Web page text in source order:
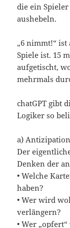
die ein
aushebeln.
„6 nimmt!“ ist
Spiele ist. 15
aufgetischt,
mehrmals
chatGPT gibt
Logiker so
a)
Der
Denken der
• Welche
haben?
• Wer wird
verlängern?
• Wer